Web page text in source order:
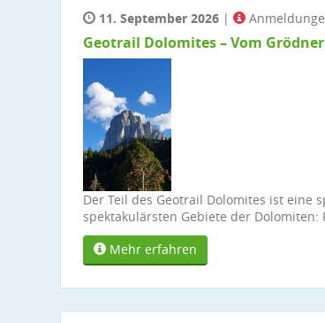
11. September 2026 |
Geotrail Dolomites – Vom
Der Teil des Geotrail Dolomites ist eine
spektakulärsten Gebiete der Dolomiten:
Mehr erfahren